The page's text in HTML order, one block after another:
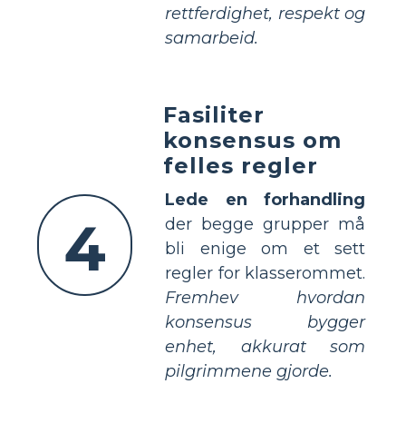
rettferdighet, respekt og
samarbeid.
4
Fasiliter
konsensus om
felles regler
Lede en forhandling
der begge grupper må
bli enige om et sett
regler for klasserommet.
Fremhev hvordan
konsensus bygger
enhet, akkurat som
pilgrimmene gjorde.